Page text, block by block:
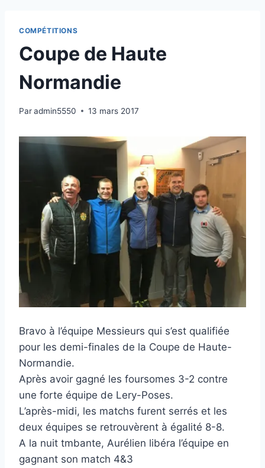
COMPÉTITIONS
Coupe de Haute
Normandie
Paradmin5550 13 mars 2017
Bravo à l’équipe Messieurs qui s’est qualifiée
pour les demi-finales de la Coupe de Haute-
Normandie.
Après avoir gagné les foursomes 3-2 contre
une forte équipe de Lery-Poses.
L’après-midi, les matchs furent serrés et les
deux équipes se retrouvèrent à égalité 8-8.
A la nuit tmbante, Aurélien libéra l’équipe en
gagnant son match 4&3